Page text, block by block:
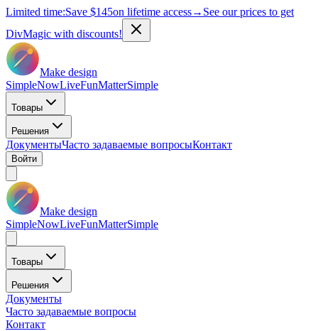
Limited time:Save $145on lifetime access→ See our prices to get
DivMagic with discounts!
Make design
SimpleNowLiveFunMatterSimple
Товары
Решения
ДокументыЧасто задаваемые вопросыКонтакт
Войти
Make design
SimpleNowLiveFunMatterSimple
Товары
Решения
Документы
Часто задаваемые вопросы
Контакт